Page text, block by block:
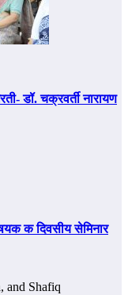
डॉ. चक्रवर्ती नारायण
क दिवसीय सेमिनार